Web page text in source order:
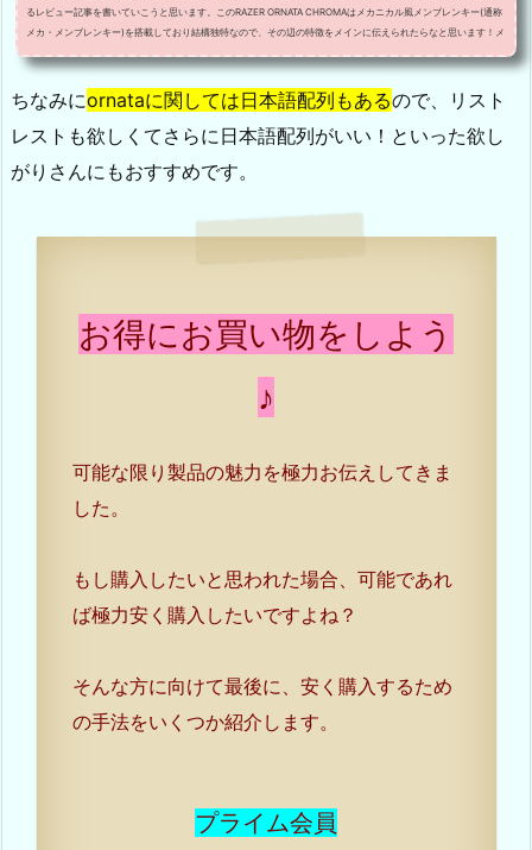
るレビュー記事を書いていこうと思います。このRAZER ORNATA CHROMAはメカニカル風メンブレンキー(通称
メカ・メンブレンキー)を搭載しており結構独特なので、その辺の特徴をメインに伝えられたらなと思います！メ
カニカルなのにメンブレン・・・どういうことなんだろう！設定も容易に自分好みのものにカスタマイズできる
ので、是非見て行ってください！RAZER ORNATA CHROMAについてまずはRAZER ORNATA CHROMAについて詳
しく見ていきま...
ちなみにornataに関しては日本語配列もあるので、リスト
レストも欲しくてさらに日本語配列がいい！といった欲し
がりさんにもおすすめです。
お得にお買い物をしよう
♪
可能な限り製品の魅力を極力お伝えしてきま
した。
もし購入したいと思われた場合、可能であれ
ば極力安く購入したいですよね？
そんな方に向けて最後に、安く購入するため
の手法をいくつか紹介します。
プライム会員